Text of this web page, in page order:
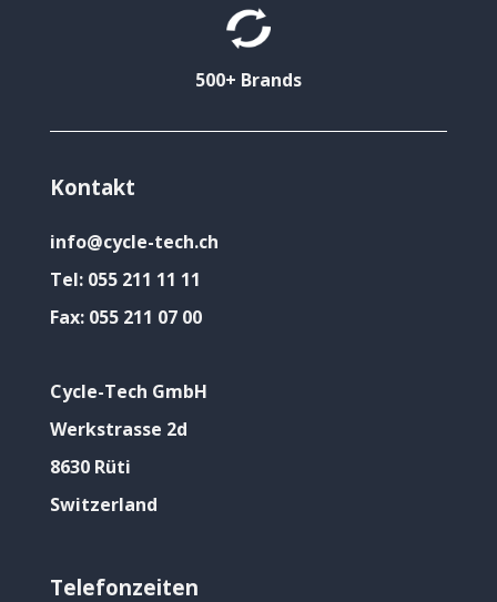
500+ Brands
Kontakt
info@cycle-tech.ch
Tel: 055 211 11 11
Fax: 055 211 07 00
Cycle-Tech GmbH
Werkstrasse 2d
8630 Rüti
Switzerland
Telefonzeiten